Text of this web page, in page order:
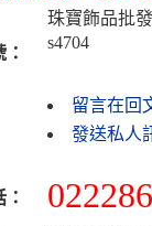
珠寶飾品批發
s4704
留言在回
發送私人